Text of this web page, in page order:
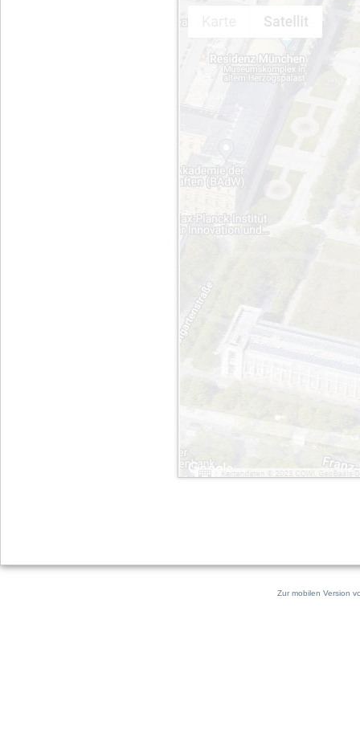
Zur mobilen Version